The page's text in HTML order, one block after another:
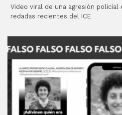
Video viral de una agresión policial
redadas recientes del ICE